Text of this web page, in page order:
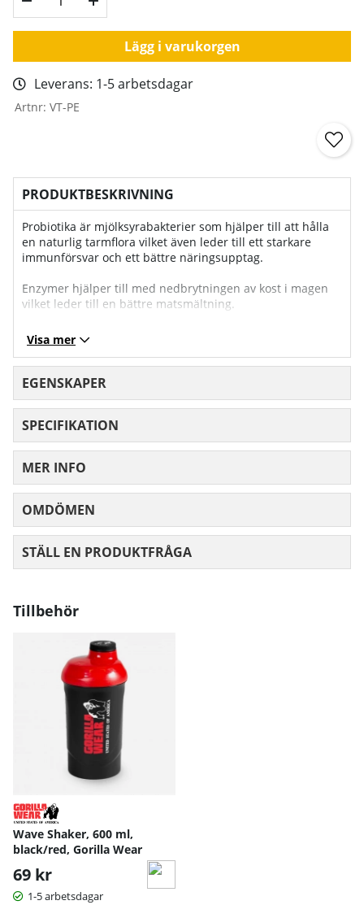
Lägg i varukorgen
Leverans: 1-5 arbetsdagar
Artnr: VT-PE
PRODUKTBESKRIVNING
Probiotika är mjölksyrabakterier som hjälper till att hålla
en naturlig tarmflora vilket även leder till ett starkare
immunförsvar och ett bättre näringsupptag.
Enzymer hjälper till med nedbrytningen av kost i magen
vilket leder till en bättre matsmältning.
Visa mer
EGENSKAPER
SPECIFIKATION
MER INFO
OMDÖMEN
STÄLL EN PRODUKTFRÅGA
Tillbehör
Wave Shaker, 600 ml,
black/red, Gorilla Wear
69 kr
1-5 arbetsdagar